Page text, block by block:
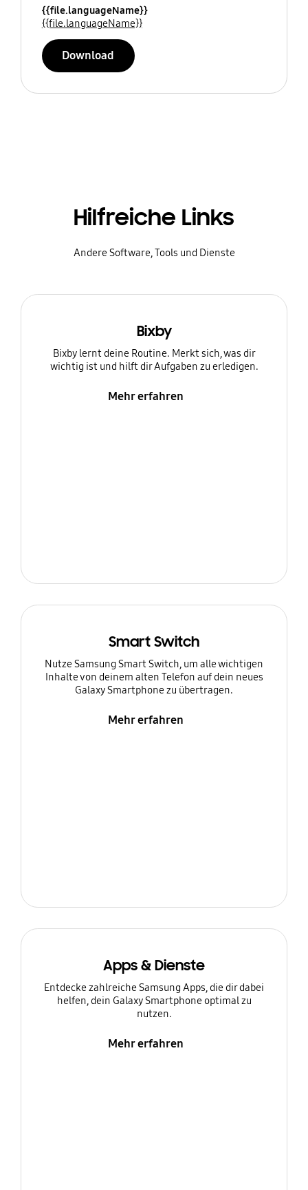
{{file.languageName}}
{{file.languageName}}
Download
Hilfreiche Links
Andere Software, Tools und Dienste
Bixby
Bixby lernt deine Routine. Merkt sich, was dir
wichtig ist und hilft dir Aufgaben zu erledigen.
Mehr erfahren
Smart Switch
Nutze Samsung Smart Switch, um alle wichtigen
Inhalte von deinem alten Telefon auf dein neues
Galaxy Smartphone zu übertragen.
Mehr erfahren
Apps & Dienste
Entdecke zahlreiche Samsung Apps, die dir dabei
helfen, dein Galaxy Smartphone optimal zu
nutzen.
Mehr erfahren